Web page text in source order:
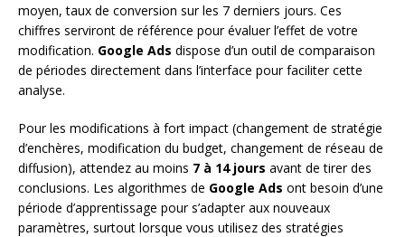
moyen, taux de conversion sur les 7 derniers jours. Ces
chiffres serviront de référence pour évaluer l’effet de votre
modification. Google Ads dispose d’un outil de comparaison
de périodes directement dans l’interface pour faciliter cette
analyse.
Pour les modifications à fort impact (changement de stratégie
d’enchères, modification du budget, changement de réseau de
diffusion), attendez au moins 7 à 14 jours avant de tirer des
conclusions. Les algorithmes de Google Ads ont besoin d’une
période d’apprentissage pour s’adapter aux nouveaux
paramètres, surtout lorsque vous utilisez des stratégies